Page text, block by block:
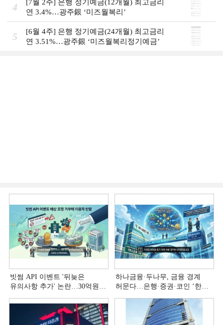
4
[7월 2주] 은행 정기예금(12개월) 최고금리
연 3.4%…광주銀 ‘미즈월복리’
5
[6월 4주] 은행 정기예금(24개월) 최고금리
연 3.51%…광주銀 ‘미즈월복리정기예금’
빗썸 API 이벤트 '뒤늦은
유의사항 추가' 논란…30억원
하나금융·두나무, 금융 경계
허문다…은행·증권·코인 ‘한